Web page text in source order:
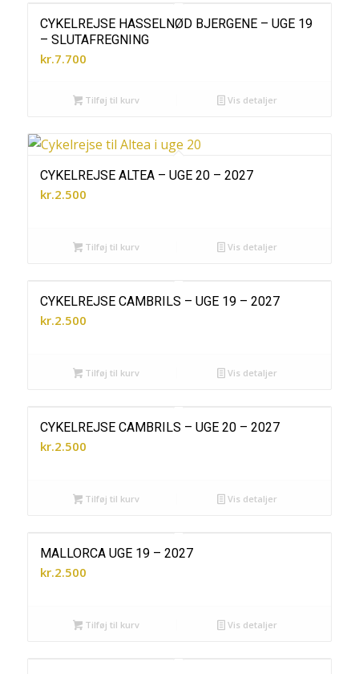
CYKELREJSE HASSELNØD BJERGENE – UGE 19
– SLUTAFREGNING
kr.7.700
Tilføj til kurv Vis detaljer
CYKELREJSE ALTEA – UGE 20 – 2027
kr.2.500
Tilføj til kurv Vis detaljer
CYKELREJSE CAMBRILS – UGE 19 – 2027
kr.2.500
Tilføj til kurv Vis detaljer
CYKELREJSE CAMBRILS – UGE 20 – 2027
kr.2.500
Tilføj til kurv Vis detaljer
MALLORCA UGE 19 – 2027
kr.2.500
Tilføj til kurv Vis detaljer